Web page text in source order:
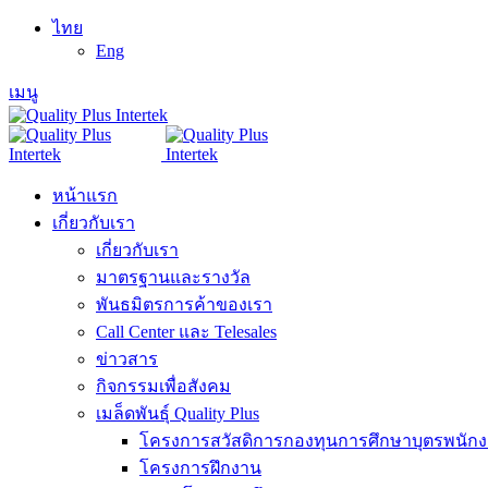
ไทย
Eng
เมนู
หน้าแรก
เกี่ยวกับเรา
เกี่ยวกับเรา
มาตรฐานและรางวัล
พันธมิตรการค้าของเรา
Call Center และ Telesales
ข่าวสาร
กิจกรรมเพื่อสังคม
เมล็ดพันธุ์ Quality Plus
โครงการสวัสดิการกองทุนการศึกษาบุตรพนัก
โครงการฝึกงาน